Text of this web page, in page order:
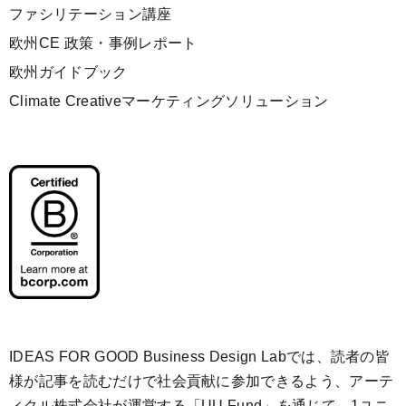
ファシリテーション講座
欧州CE 政策・事例レポート
欧州ガイドブック
Climate Creativeマーケティングソリューション
IDEAS FOR GOOD Business Design Labでは、読者の皆
様が記事を読むだけで社会貢献に参加できるよう、アーテ